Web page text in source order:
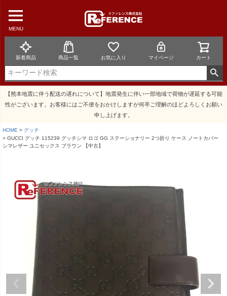
MENU
新着商品 商品一覧 お気に入り マイページ カート
【熊本地震に伴う配送の遅れについて】地震発生に伴い一部地域で荷物が遅延する可能
性がございます。お客様にはご不便をおかけしますが何卒ご理解のほどよろしくお願い
申し上げます。
HOME
グッチ
GUCCI グッチ 115239 グッチシマ ロゴ GG ステーショナリー 2つ折り ケース ノートカバー
シマレザー ユニセックス ブラウン 【中古】